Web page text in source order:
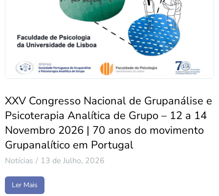
XXV Congresso Nacional de Grupanálise e
Psicoterapia Analítica de Grupo – 12 a 14
Novembro 2026 | 70 anos do movimento
Grupanalítico em Portugal
Notícias 13 de Julho, 2026
Ler Mais